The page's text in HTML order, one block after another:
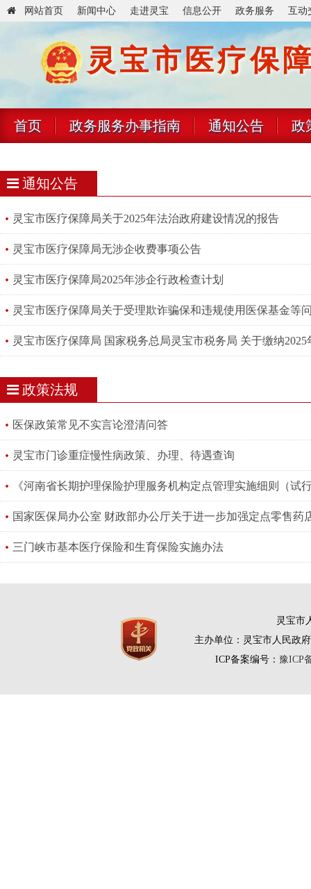
网站首页 新闻中心 走进灵宝 信息公开 政务服务 互动
灵宝市医疗保
首页 政务服务办事指南 通知公告 政
通知公告
灵宝市医疗保障局关于2025年法治政府建设情况的报告
灵宝市医疗保障局无涉企收费事项公告
灵宝市医疗保障局2025年涉企行政检查计划
灵宝市医疗保障局关于受理欺诈骗保和违规使用医保基金等
灵宝市医疗保障局 国家税务总局灵宝市税务局 关于缴纳
政策法规
医保政策常见不实言论澄清问答
灵宝市门诊重症慢性病政策、办理、待遇查询
三门峡市基本医疗保险和生育保险实施办法
灵宝市
主办单位：灵宝市人民政
ICP备案编号： 豫ICP